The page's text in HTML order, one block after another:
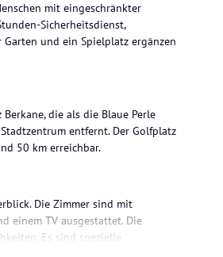
mit eingeschränkter
Sicherheitsdienst,
und ein Spielplatz ergänzen
die als die Blaue Perle
entfernt. Der Golfplatz
50 km erreichbar.
Die Zimmer sind mit
einem TV ausgestattet. Die
Es sind spezielle